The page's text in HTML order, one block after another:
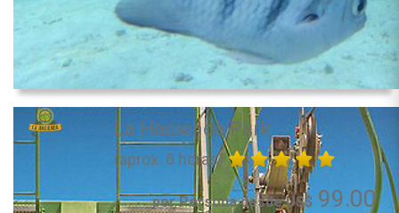
La Hacienda Park
(aprox. 6 horas)
por Persona desde US$ 99.00